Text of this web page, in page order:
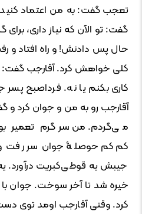
تعجب گفت: به من اعتماد
گفت: تو الآن که نیاز داری،
حال پس دادنش! و راه افتاد و
کلی خواهش کرد. آقارجب گفت:
کاری بکنم یا نه. فرداصبح
آقارجب رو به من و جوان کرد و
می‌گردم. من سرگرم تعمیر
کم‌کم حوصلۀ جوان سر رفت و
جیبش یه قوطی‌کبریت
خیره شد تا آخر سوخت. جوان
کرد. وقتی آقارجب اومد توی